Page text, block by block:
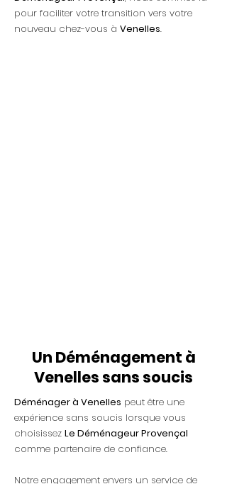
pour faciliter votre transition vers votre
nouveau chez-vous à Venelles.
Un Déménagement à
Venelles sans soucis
Déménager à Venelles peut être une
expérience sans soucis lorsque vous
choisissez Le Déménageur Provençal
comme partenaire de confiance.
Notre engagement envers un service de